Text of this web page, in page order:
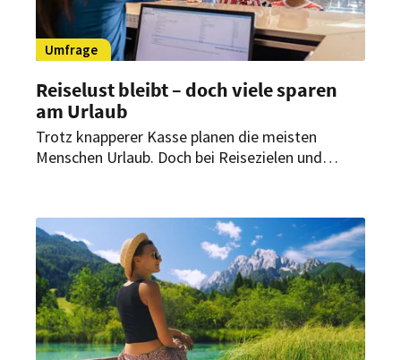
Umfrage
Reiselust bleibt – doch viele sparen
am Urlaub
Trotz knapperer Kasse planen die meisten
Menschen Urlaub. Doch bei Reisezielen und